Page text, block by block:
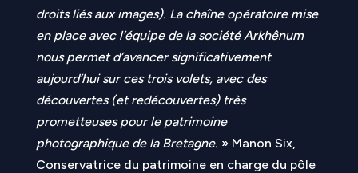
droits liés aux images). La chaîne opératoire mise
en place avec l’équipe de la société Arkhênum
nous permet d’avancer significativement
aujourd’hui sur ces trois volets, avec des
découvertes (et redécouvertes) très
prometteuses pour le patrimoine
photographique de la Bretagne. » Manon Six,
Conservatrice du patrimoine en charge du pôle